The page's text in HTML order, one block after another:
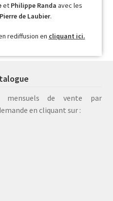
et Philippe Randa avec les
Pierre de Laubier.
rediffusion en cliquant ici.
mensuels de vente par
en cliquant sur :